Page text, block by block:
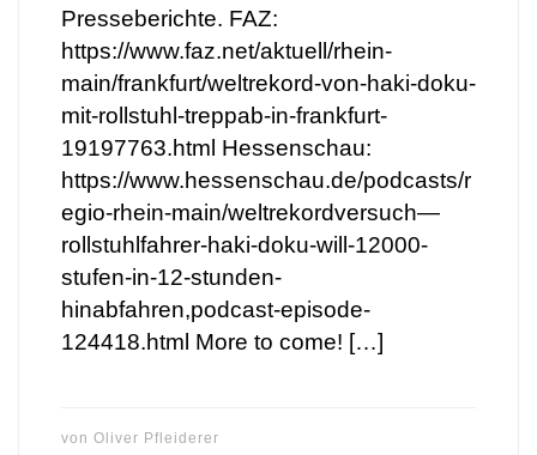
Presseberichte. FAZ:
https://www.faz.net/aktuell/rhein-
main/frankfurt/weltrekord-von-haki-doku-
mit-rollstuhl-treppab-in-frankfurt-
19197763.html Hessenschau:
https://www.hessenschau.de/podcasts/r
egio-rhein-main/weltrekordversuch—
rollstuhlfahrer-haki-doku-will-12000-
stufen-in-12-stunden-
hinabfahren,podcast-episode-
124418.html More to come! […]
von Oliver Pfleiderer